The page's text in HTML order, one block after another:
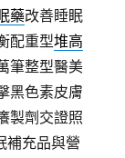
藥改善睡眠
配重型堆高
筆整型醫美
黑色素皮膚
製劑交證照
補充品與營